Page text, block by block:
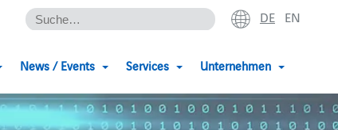
DE EN
News / Events Services Unternehmen